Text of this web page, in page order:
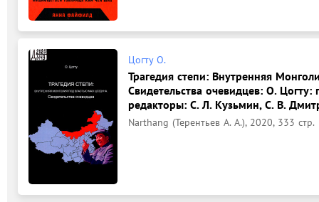
Цогту О.
Трагедия степи: Внутренняя
Свидетельства очевидцев: О.
редакторы: С. Л. Кузьмин, С. В.
Narthang (Терентьев А. А.), 2020, 333 стр.